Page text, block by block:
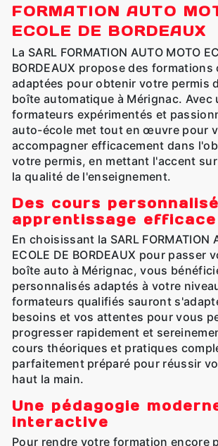
FORMATION AUTO
ECOLE DE BORDEAUX
La SARL FORMATION AUTO MOTO
BORDEAUX propose des
adaptées pour obtenir votre permis
boîte automatique à Mérignac. Avec
formateurs expérimentés et
auto-école met tout en œuvre pour
accompagner efficacement dans
votre permis, en mettant l'accent
la qualité de l'enseignement.
Des cours
apprentissage efficace
En choisissant la SARL FORMATION
ECOLE DE BORDEAUX pour passer
boîte auto à Mérignac, vous
personnalisés adaptés à votre
formateurs qualifiés sauront
besoins et vos attentes pour vous
progresser rapidement et
cours théoriques et pratiques
parfaitement préparé pour réussir
haut la main.
Une pédagogie
interactive
Pour rendre votre formation encore